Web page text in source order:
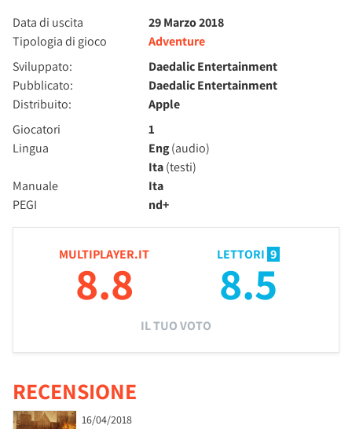
Data di uscita
29 Marzo 2018
Tipologia di gioco
Adventure
Sviluppato:
Daedalic Entertainment
Pubblicato:
Daedalic Entertainment
Distribuito:
Apple
Giocatori
1
Lingua
Eng(audio)
Ita(testi)
Manuale
Ita
PEGI
nd+
MULTIPLAYER.IT
8.8
LETTORI 9
8.5
IL TUO VOTO
RECENSIONE
16/04/2018